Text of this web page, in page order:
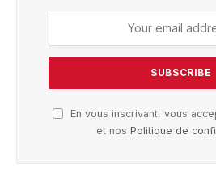
En vous inscrivant, vous
et nos Politique de